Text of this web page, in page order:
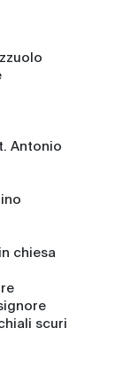
Antonio
chiesa
scuri